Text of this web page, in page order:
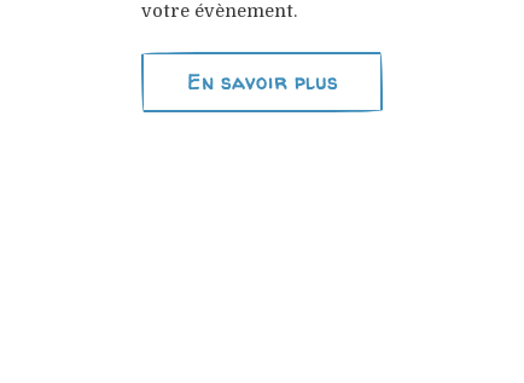
votre évènement.
En savoir plus